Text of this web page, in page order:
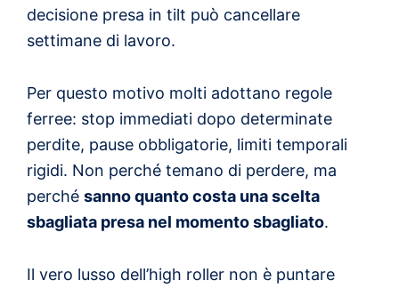
decisione presa in tilt può cancellare
settimane di lavoro.
Per questo motivo molti adottano regole
ferree: stop immediati dopo determinate
perdite, pause obbligatorie, limiti temporali
rigidi. Non perché temano di perdere, ma
perché sanno quanto costa una scelta
sbagliata presa nel momento sbagliato.
Il vero lusso dell’high roller non è puntare